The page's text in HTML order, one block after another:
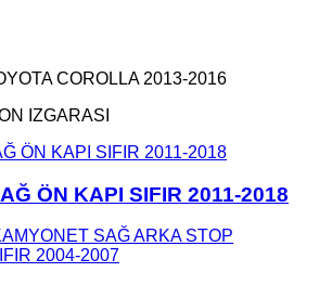
COROLLA 2013-2016
IZGARASI
ÖN KAPI SIFIR 2011-2018